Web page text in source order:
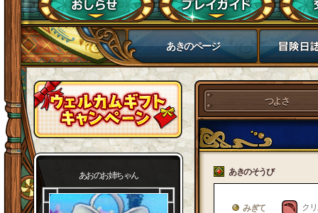
あきのページ
あおのお姉ちゃん
つよさ
あきのそうび
みぎて ク